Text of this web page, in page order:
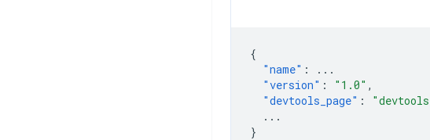
{
"name" :
...
"version" : "1.0" ,
"devtools_page" :
...
}